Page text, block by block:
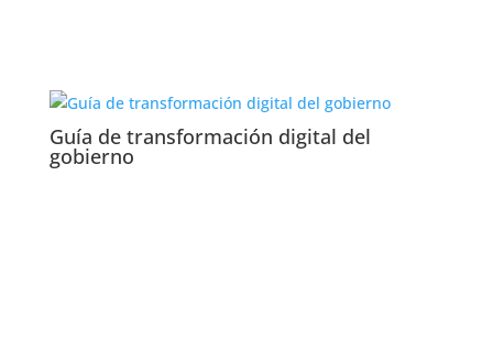
Guía de transformación digital del
gobierno